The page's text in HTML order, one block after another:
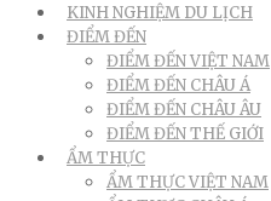
KINH NGHIỆM DU LỊCH
ĐIỂM ĐẾN
ĐIỂM ĐẾN VIỆT NAM
ĐIỂM ĐẾN CHÂU Á
ĐIỂM ĐẾN CHÂU ÂU
ĐIỂM ĐẾN THẾ GIỚI
ẨM THỰC
ẨM THỰC VIỆT NAM